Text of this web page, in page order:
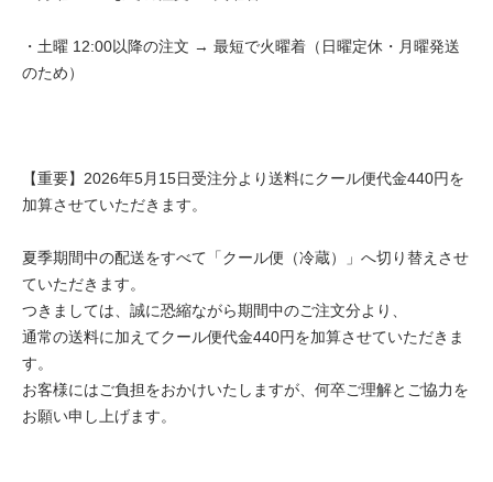
・土曜 12:00以降の注文 → 最短で火曜着（日曜定休・月曜発送
のため）
【重要】2026年5月15日受注分より送料にクール便代金440円を
加算させていただきます。
夏季期間中の配送をすべて「クール便（冷蔵）」へ切り替えさせ
ていただきます。
つきましては、誠に恐縮ながら期間中のご注文分より、
通常の送料に加えてクール便代金440円を加算させていただきま
す。
お客様にはご負担をおかけいたしますが、何卒ご理解とご協力を
お願い申し上げます。